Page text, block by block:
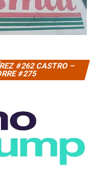
#262 CASTRO –
#275